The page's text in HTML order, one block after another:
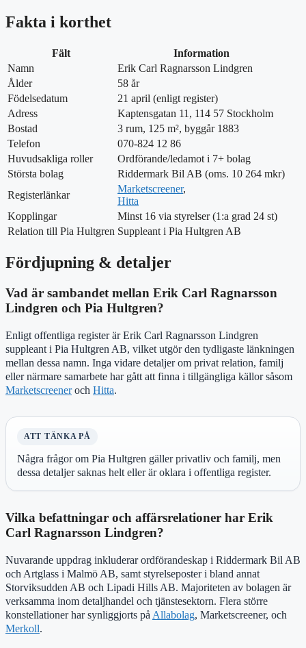
Fakta i korthet
Fält
Information
Namn
Erik Carl Ragnarsson Lindgren
Ålder
58 år
Födelsedatum
21 april (enligt register)
Adress
Kaptensgatan 11, 114 57 Stockholm
Bostad
3 rum, 125 m², byggår 1883
Telefon
070-824 12 86
Huvudsakliga roller
Ordförande/ledamot i 7+ bolag
Största bolag
Riddermark Bil AB (oms. 10 264 mkr)
Registerlänkar
Marketscreener,
Hitta
Kopplingar
Minst 16 via styrelser (1:a grad 24 st)
Relation till Pia Hultgren Suppleant i Pia Hultgren AB
Fördjupning & detaljer
Vad är sambandet mellan Erik Carl Ragnarsson
Lindgren och Pia Hultgren?
Enligt offentliga register är Erik Carl Ragnarsson Lindgren
suppleant i Pia Hultgren AB, vilket utgör den tydligaste länkningen
mellan dessa namn. Inga vidare detaljer om privat relation, familj
eller närmare samarbete har gått att finna i tillgängliga källor såsom
Marketscreeneroch Hitta.
ATT TÄNKA PÅ
Några frågor om Pia Hultgren gäller privatliv och familj, men
dessa detaljer saknas helt eller är oklara i offentliga register.
Vilka befattningar och affärsrelationer har Erik
Carl Ragnarsson Lindgren?
Nuvarande uppdrag inkluderar ordförandeskap i Riddermark Bil AB
och Artglass i Malmö AB, samt styrelseposter i bland annat
Storviksudden AB och Lipadi Hills AB. Majoriteten av bolagen är
verksamma inom detaljhandel och tjänstesektorn. Flera större
konstellationer har synliggjorts på Allabolag, Marketscreener, och
Merkoll.